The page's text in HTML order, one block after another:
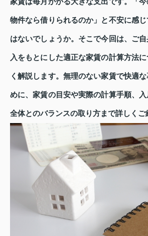
物件なら借りられるのか」と不安に感
はないでしょうか。そこで今回は、ご
入をもとにした適正な家賃の計算方法
く解説します。無理のない家賃で快適
めに、家賃の目安や実際の計算手順、
全体とのバランスの取り方まで詳しくご